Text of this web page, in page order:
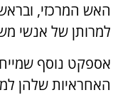
האש המרכזי,
למרותן של אנשי
אספקט נוסף
האחראיות שלהן